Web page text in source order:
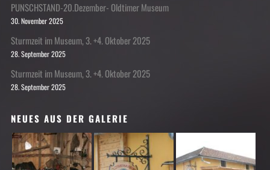
PUNSCHSTAND-20.Dezember- Oldtimer Museum
30. November 2025
Sturmzeit im Museum, 3. +4. Oktober 2025
28. September 2025
Sturmzeit im Museum, 3. +4. Oktober 2025
28. September 2025
NEUES AUS DER GALERIE